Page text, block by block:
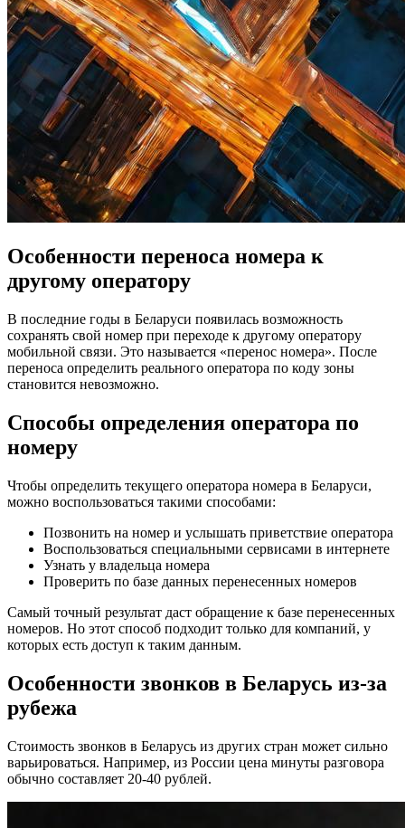
Особенности переноса номера к
другому оператору
В последние годы в Беларуси появилась возможность
сохранять свой номер при переходе к другому оператору
мобильной связи. Это называется «перенос номера». После
переноса определить реального оператора по коду зоны
становится невозможно.
Способы определения оператора по
номеру
Чтобы определить текущего оператора номера в Беларуси,
можно воспользоваться такими способами:
Позвонить на номер и услышать приветствие оператора
Воспользоваться специальными сервисами в интернете
Узнать у владельца номера
Проверить по базе данных перенесенных номеров
Самый точный результат даст обращение к базе перенесенных
номеров. Но этот способ подходит только для компаний, у
которых есть доступ к таким данным.
Особенности звонков в Беларусь из-за
рубежа
Стоимость звонков в Беларусь из других стран может сильно
варьироваться. Например, из России цена минуты разговора
обычно составляет 20-40 рублей.